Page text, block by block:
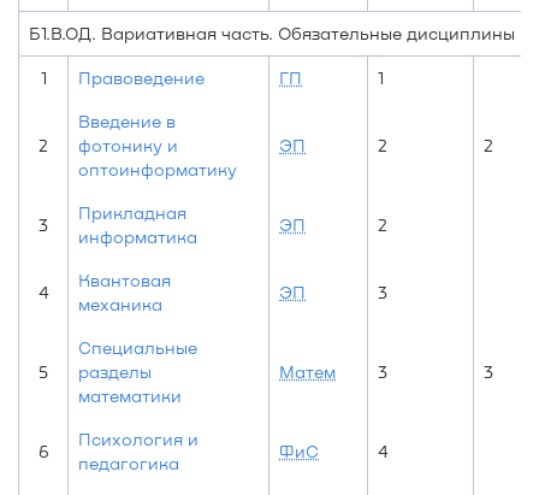
Б1.В.ОД. Вариативная часть. Обязательные дисциплины
1 Правоведение ГП 1
2
Введение в
фотонику и
оптоинформатику
ЭП 2 2
3
Прикладная
информатика
ЭП 2
4
Квантовая
механика
ЭП 3
5
Специальные
разделы
математики
Матем 3 3
6
Психология и
педагогика
ФиС 4